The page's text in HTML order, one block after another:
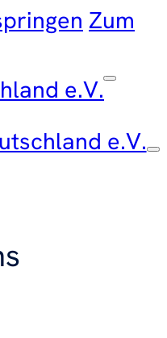
Zum